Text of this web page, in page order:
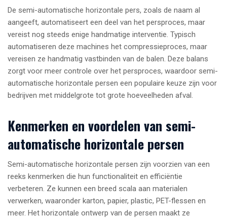
De semi-automatische horizontale pers, zoals de naam al
aangeeft, automatiseert een deel van het persproces, maar
vereist nog steeds enige handmatige interventie. Typisch
automatiseren deze machines het compressieproces, maar
vereisen ze handmatig vastbinden van de balen. Deze balans
zorgt voor meer controle over het persproces, waardoor semi-
automatische horizontale persen een populaire keuze zijn voor
bedrijven met middelgrote tot grote hoeveelheden afval.
Kenmerken en voordelen van semi-
automatische horizontale persen
Semi-automatische horizontale persen zijn voorzien van een
reeks kenmerken die hun functionaliteit en efficiëntie
verbeteren. Ze kunnen een breed scala aan materialen
verwerken, waaronder karton, papier, plastic, PET-flessen en
meer. Het horizontale ontwerp van de persen maakt ze